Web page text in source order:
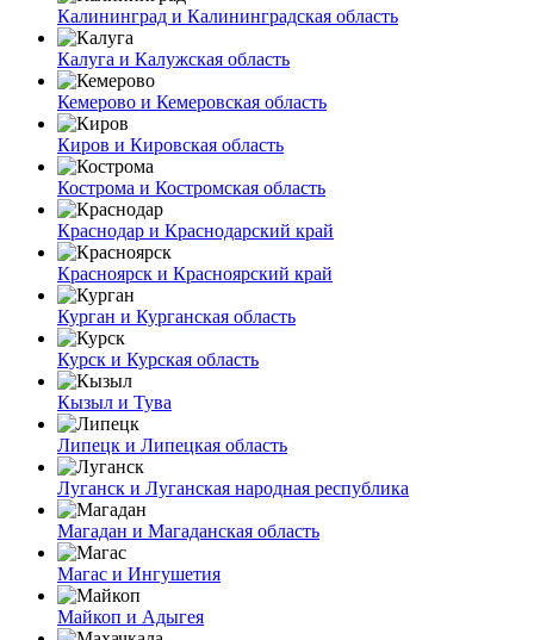
Калининград и Калининградская область
Калуга и Калужская область
Кемерово и Кемеровская область
Киров и Кировская область
Кострома и Костромская область
Краснодар и Краснодарский край
Красноярск и Красноярский край
Курган и Курганская область
Курск и Курская область
Кызыл и Тува
Липецк и Липецкая область
Луганск и Луганская народная республика
Магадан и Магаданская область
Магас и Ингушетия
Майкоп и Адыгея